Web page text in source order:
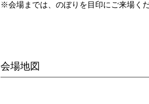
※会場までは、のぼりを目印にご来場く
会場地図